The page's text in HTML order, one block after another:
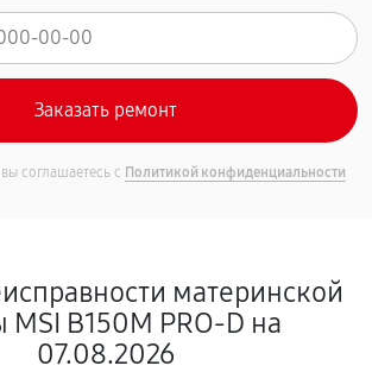
соглашаетесь с Политикой конфиденциальности
материнской
MSI B150M PRO-D на
07.08.2026